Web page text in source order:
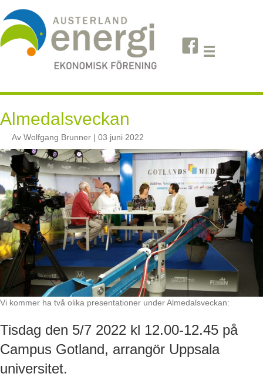
Almedalsveckan
Av Wolfgang Brunner | 03 juni 2022
Vi kommer ha två olika presentationer under Almedalsveckan:
Tisdag den 5/7 2022 kl 12.00-12.45 på
Campus Gotland, arrangör Uppsala
universitet.